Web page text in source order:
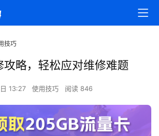
技巧
攻略，轻松应对维修难题
13:27 使用技巧 阅读 846